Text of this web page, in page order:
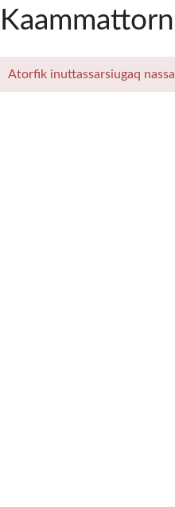
Atorfik inuttassarsiugaq